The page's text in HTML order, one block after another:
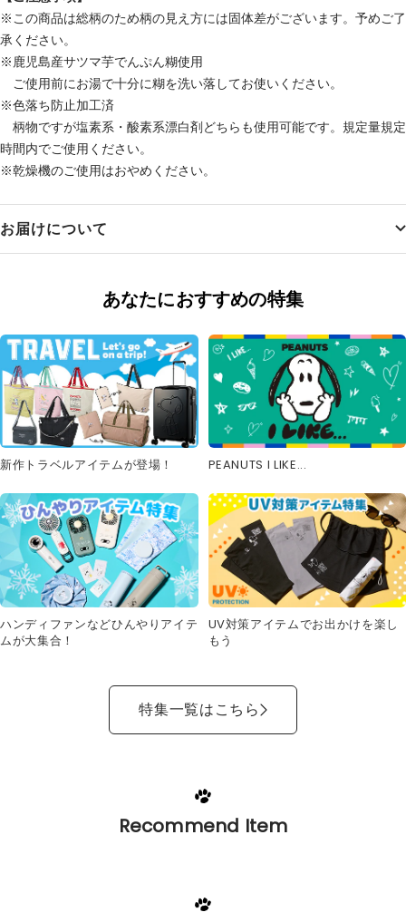
※この商品は総柄のため柄の見え方には固体差がございます。予めご了
承ください。
※鹿児島産サツマ芋でんぷん糊使用
ご使用前にお湯で十分に糊を洗い落してお使いください。
※色落ち防止加工済
柄物ですが塩素系・酸素系漂白剤どちらも使用可能です。規定量規定
時間内でご使用ください。
※乾燥機のご使用はおやめください。
お届けについて
あなたにおすすめの特集
新作トラベルアイテムが登場！ PEANUTS I LIKE...
ハンディファンなどひんやりアイテ
ムが大集合！
UV対策アイテムでお出かけを楽し
もう
特集一覧はこちら
Recommend Item